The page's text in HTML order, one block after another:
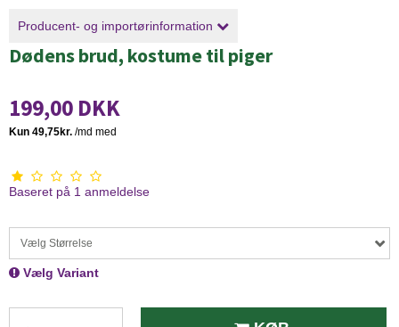
Producent- og importørinformation
Dødens brud, kostume til piger
199,00 DKK
Baseret på 1 anmeldelse
Vælg Størrelse
Vælg Variant